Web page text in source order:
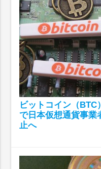
ビットコイン（BTC
で日本仮想通貨事業
止へ